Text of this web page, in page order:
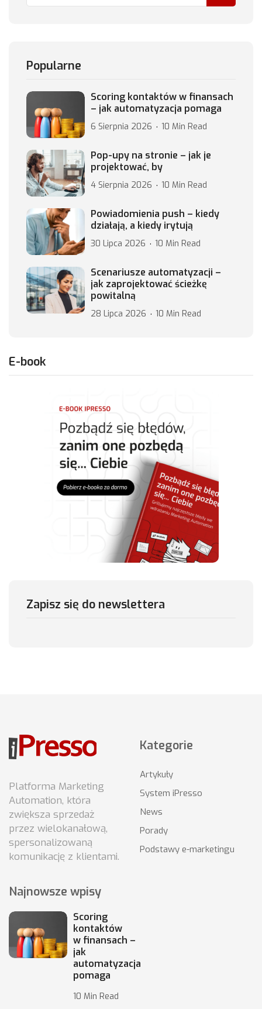
Popularne
Scoring kontaktów w finansach
– jak automatyzacja pomaga
6 Sierpnia 2026 10 Min Read
Pop-upy na stronie – jak je
projektować, by
4 Sierpnia 2026 10 Min Read
Powiadomienia push – kiedy
działają, a kiedy irytują
30 Lipca 2026 10 Min Read
Scenariusze automatyzacji –
jak zaprojektować ścieżkę
powitalną
28 Lipca 2026 10 Min Read
E-book
Zapisz się do newslettera
Platforma Marketing
Automation, która
zwiększa sprzedaż
przez wielokanałową,
spersonalizowaną
komunikację z klientami.
Kategorie
Artykuły
System iPresso
News
Porady
Podstawy e-marketingu
Najnowsze wpisy
Scoring
kontaktów
w finansach –
jak
automatyzacja
pomaga
10 Min Read